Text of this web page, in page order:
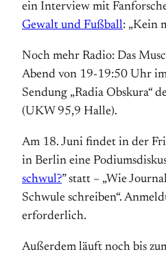
ein Interview mit
Gewalt und Fußball: „Kein
Noch mehr Radio: Das
Abend von 19-19:50 Uhr
Sendung „Radia Obskura“
(UKW 95,9 Halle).
Am 18. Juni findet in der
in Berlin eine
schwul?” statt – „Wie
Schwule schreiben“.
erforderlich.
Außerdem läuft noch bis